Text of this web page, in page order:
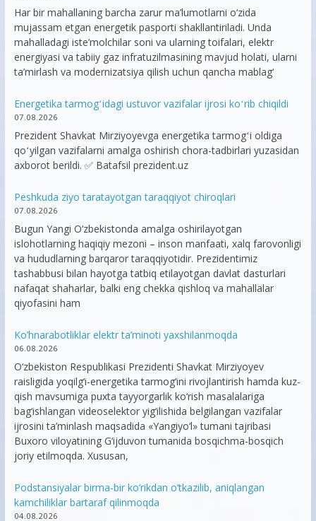
Har bir mahallaning barcha zarur ma’lumotlarni o‘zida
mujassam etgan energetik pasporti shakllantiriladi. Unda
mahalladagi iste’molchilar soni va ularning toifalari, elektr
energiyasi va tabiiy gaz infratuzilmasining mavjud holati, ularni
ta’mirlash va modernizatsiya qilish uchun qancha mablag‘
Energetika tarmogʻidagi ustuvor vazifalar ijrosi koʻrib chiqildi
07.08.2026
Prezident Shavkat Mirziyoyevga energetika tarmogʻi oldiga
qoʻyilgan vazifalarni amalga oshirish chora-tadbirlari yuzasidan
axborot berildi. ✅ Batafsil prezident.uz
Peshkuda ziyo taratayotgan taraqqiyot chiroqlari
07.08.2026
Bugun Yangi O‘zbekistonda amalga oshirilayotgan
islohotlarning haqiqiy mezoni – inson manfaati, xalq farovonligi
va hududlarning barqaror taraqqiyotidir. Prezidentimiz
tashabbusi bilan hayotga tatbiq etilayotgan davlat dasturlari
nafaqat shaharlar, balki eng chekka qishloq va mahallalar
qiyofasini ham
Ko’hnarabotliklar elektr ta’minoti yaxshilanmoqda
06.08.2026
O‘zbekiston Respublikasi Prezidenti Shavkat Mirziyoyev
raisligida yoqilg‘i-energetika tarmog‘ini rivojlantirish hamda kuz-
qish mavsumiga puxta tayyorgarlik ko‘rish masalalariga
bag‘ishlangan videoselektor yig‘ilishida belgilangan vazifalar
ijrosini ta’minlash maqsadida «Yangiyo‘l» tumani tajribasi
Buxoro viloyatining G‘ijduvon tumanida bosqichma-bosqich
joriy etilmoqda. Xususan,
Podstansiyalar birma-bir ko’rikdan o’tkazilib, aniqlangan
kamchiliklar bartaraf qilinmoqda
04.08.2026